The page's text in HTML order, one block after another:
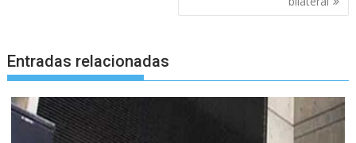
Entradas relacionadas